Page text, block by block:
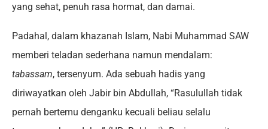
yang sehat, penuh rasa hormat, dan damai.
Padahal, dalam khazanah Islam, Nabi Muhammad SAW
memberi teladan sederhana namun mendalam:
tabassam, tersenyum. Ada sebuah hadis yang
diriwayatkan oleh Jabir bin Abdullah, “Rasulullah tidak
pernah bertemu denganku kecuali beliau selalu